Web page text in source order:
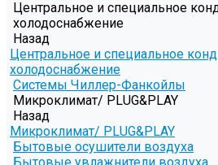
Центральное и специальное
холодоснабжение
Назад
Центральное и специальное
холодоснабжение
Системы Чиллер-Фанкойлы
Микроклимат/ PLUG&PLAY
Назад
Микроклимат/ PLUG&PLAY
Бытовые осушители воздуха